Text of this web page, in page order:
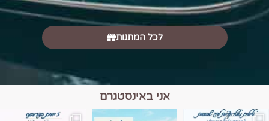
לכל המתנות
אני באינסטגרם
הם הגבול 💙🩵